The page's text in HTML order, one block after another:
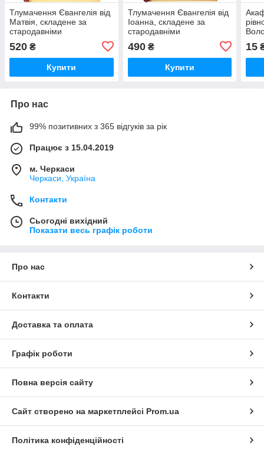
Тлумачення Євангелія від
Матвія, складене за
стародавніми
тлумаченнями Зигабен
Євфимій, чернець
520 ₴
Купити
Тлумачення Євангелія від
Іоанна, складене за
стародавніми
тлумаченнями Зигабен
Євфимій, чернець
490₴
Купити
15
Про нас
99% позитивних з 365 відгуків за рік
Працює з 15.04.2019
м. Черкаси
Черкаси, Україна
Контакти
Сьогодні вихідний
Показати весь графік роботи
Про нас
Контакти
Доставка та оплата
Графік роботи
Повна версія сайту
Сайт створено на маркетплейсі Prom.ua
Політика конфіденційності